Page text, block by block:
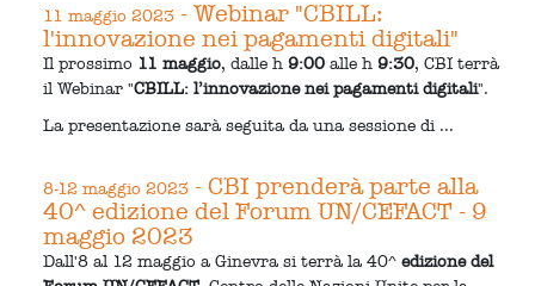
11 maggio 2023 - Webinar "CBILL:
l'innovazione nei pagamenti digitali"
Il prossimo 11 maggio, dalle h9:00 alle h9:30, CBI terrà
il Webinar "CBILL: l’innovazione nei pagamenti digitali".
La presentazione sarà seguita da una sessione di ...
8-12 maggio 2023 - CBI prenderà parte alla
40^ edizione del Forum UN/CEFACT - 9
maggio 2023
Dall'8 al 12 maggio a Ginevra si terrà la 40^edizione del